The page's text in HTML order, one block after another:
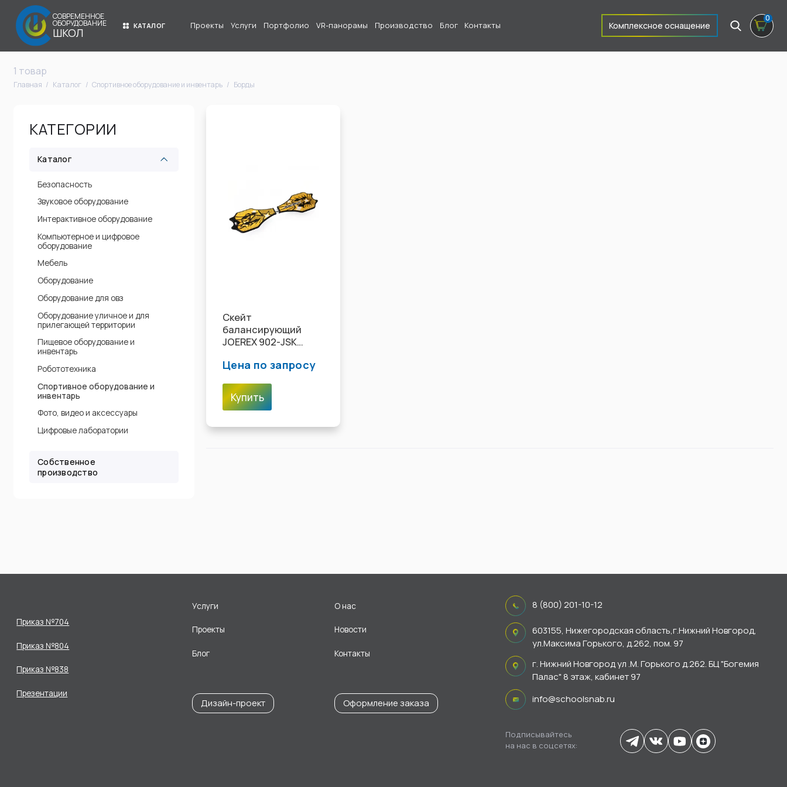
СОВРЕМЕННОЕ
ОБОРУДОВАНИЕ
ШКОЛ КАТАЛОГ Проекты Услуги Портфолио VR-панорамы Производство Блог Контакты Комплексное оснащение
0
1 товар
Главная Каталог Спортивное оборудование и инвентарь Борды
КАТЕГОРИИ
Каталог
Безопасность
Звуковое оборудование
Интерактивное оборудование
Компьютерное и цифровое
оборудование
Мебель
Оборудование
Оборудование для овз
Оборудование уличное и для
прилегающей территории
Пищевое оборудование и
инвентарь
Робототехника
Спортивное оборудование и
инвентарь
Фото, видео и аксессуары
Цифровые лаборатории
Собственное
производство
Скейт
балансирующий
JOEREX 902-JSK
Цена по запросу
Купить
Приказ №704
Приказ №804
Приказ №838
Презентации
Услуги
Проекты
Блог
Дизайн-проект
О нас
Новости
Контакты
Оформление заказа
8 (800) 201-10-12
603155, Нижегородская область,г.Нижний Новгород,
ул.Максима Горького, д.262, пом. 97
г. Нижний Новгород ул .М. Горького д.262. БЦ "Богемия
Палас" 8 этаж, кабинет 97
info@schoolsnab.ru
Подписывайтесь
на нас в соцсетях: